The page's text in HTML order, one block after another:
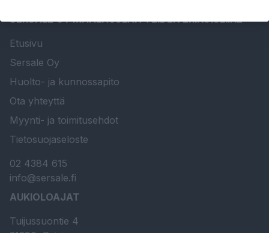
SERSALE OY MAALAUSLAITTEIDEN ERIKOISLIIKE
Etusivu
Sersale Oy
Huolto- ja kunnossapito
Ota yhteyttä
Myynti- ja toimitusehdot
Tietosuojaseloste
02 4384 615
info@sersale.fi
AUKIOLOAJAT
Tuijussuontie 4